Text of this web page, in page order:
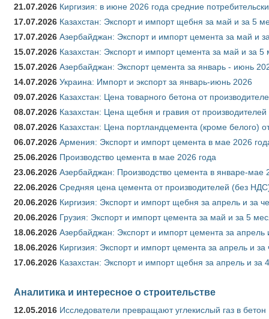
21.07.2026 Киргизия: в июне 2026 года средние
17.07.2026 Казахстан: Экспорт и импорт щебня за май и за 5
17.07.2026 Азербайджан: Экспорт и импорт цемента за май и
15.07.2026 Казахстан: Экспорт и импорт цемента за май и за
15.07.2026 Азербайджан: Экспорт цемента за январь - июнь
14.07.2026 Украина: Импорт и экспорт за январь-июнь 2026
09.07.2026 Казахстан: Цена товарного бетона от
08.07.2026 Казахстан: Цена щебня и гравия от
08.07.2026 Казахстан: Цена портландцемента (кроме белого)
06.07.2026 Армения: Экспорт и импорт цемента в мае 2026
25.06.2026 Производство цемента в мае 2026 года
23.06.2026 Азербайджан: Производство цемента в январе-мае
22.06.2026 Средняя цена цемента от производителей (без
20.06.2026 Киргизия: Экспорт и импорт щебня за апрель и за
20.06.2026 Грузия: Экспорт и импорт цемента за май и за 5
18.06.2026 Азербайджан: Экспорт и импорт цемента за
18.06.2026 Киргизия: Экспорт и импорт цемента за апрель и
17.06.2026 Казахстан: Экспорт и импорт щебня за апрель и за
Аналитика и интересное о строительстве
12.05.2016 Исследователи превращают углекислый газ в бетон